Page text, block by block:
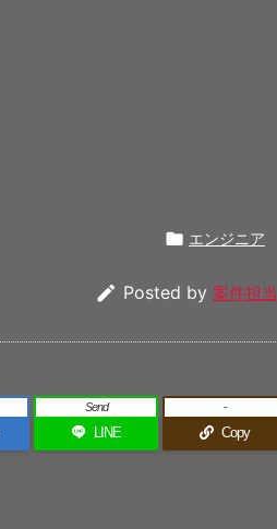
 エンジニア
 Posted by 案件担当
LINE
Send
Copy
-